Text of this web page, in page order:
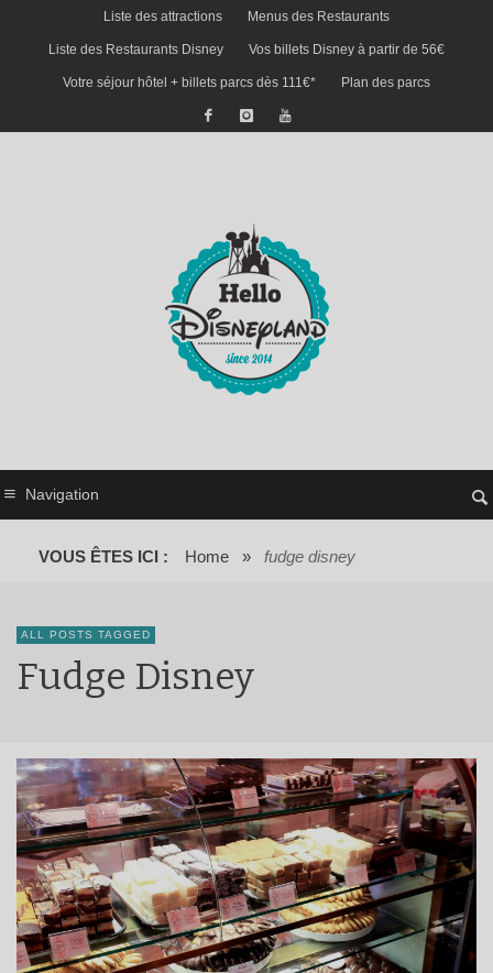
Liste des attractions Menus des Restaurants
Liste des Restaurants Disney Vos billets Disney à partir de 56€
Votre séjour hôtel + billets parcs dès 111€* Plan des parcs
Navigation
VOUS ÊTES ICI : Home » fudge disney
ALL POSTS TAGGED
Fudge Disney